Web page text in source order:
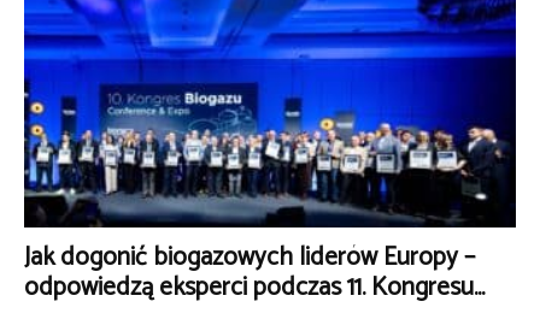
Jak dogonić biogazowych liderów Europy –
odpowiedzą eksperci podczas 11. Kongresu...